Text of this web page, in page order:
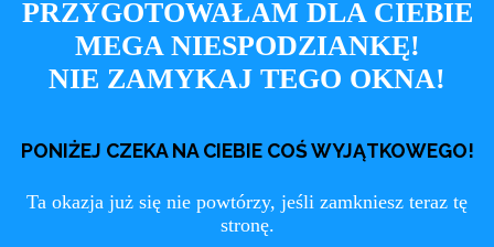
PRZYGOTOWAŁAM DLA CIEBIE
MEGA NIESPODZIANKĘ!
NIE ZAMYKAJ TEGO OKNA!
PONIŻEJ CZEKA NA CIEBIE COŚ WYJĄTKOWEGO!
Ta okazja już się nie powtórzy, jeśli zamkniesz teraz tę
stronę.